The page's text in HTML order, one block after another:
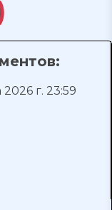
г. 23:59